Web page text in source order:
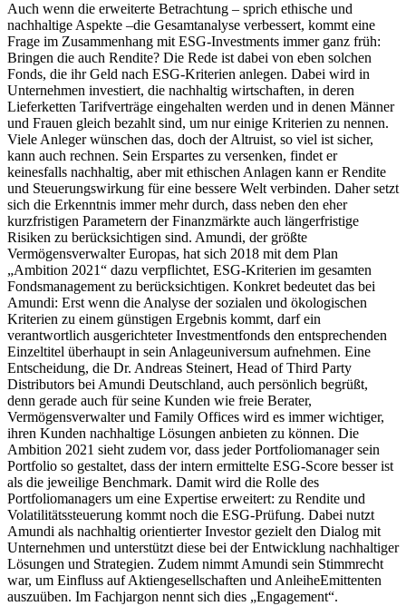
Auch wenn die erweiterte Betrachtung – sprich ethische und
nachhaltige Aspekte –die Gesamtanalyse verbessert, kommt eine
Frage im Zusammenhang mit ESG-Investments immer ganz früh:
Bringen die auch Rendite? Die Rede ist dabei von eben solchen
Fonds, die ihr Geld nach ESG-Kriterien anlegen. Dabei wird in
Unternehmen investiert, die nachhaltig wirtschaften, in deren
Lieferketten Tarifverträge eingehalten werden und in denen Männer
und Frauen gleich bezahlt sind, um nur einige Kriterien zu nennen.
Viele Anleger wünschen das, doch der Altruist, so viel ist sicher,
kann auch rechnen. Sein Erspartes zu versenken, findet er
keinesfalls nachhaltig, aber mit ethischen Anlagen kann er Rendite
und Steuerungswirkung für eine bessere Welt verbinden. Daher setzt
sich die Erkenntnis immer mehr durch, dass neben den eher
kurzfristigen Parametern der Finanzmärkte auch längerfristige
Risiken zu berücksichtigen sind. Amundi, der größte
Vermögensverwalter Europas, hat sich 2018 mit dem Plan
„Ambition 2021“ dazu verpflichtet, ESG-Kriterien im gesamten
Fondsmanagement zu berücksichtigen. Konkret bedeutet das bei
Amundi: Erst wenn die Analyse der sozialen und ökologischen
Kriterien zu einem günstigen Ergebnis kommt, darf ein
verantwortlich ausgerichteter Investmentfonds den entsprechenden
Einzeltitel überhaupt in sein Anlageuniversum aufnehmen. Eine
Entscheidung, die Dr. Andreas Steinert, Head of Third Party
Distributors bei Amundi Deutschland, auch persönlich begrüßt,
denn gerade auch für seine Kunden wie freie Berater,
Vermögensverwalter und Family Offices wird es immer wichtiger,
ihren Kunden nachhaltige Lösungen anbieten zu können. Die
Ambition 2021 sieht zudem vor, dass jeder Portfoliomanager sein
Portfolio so gestaltet, dass der intern ermittelte ESG-Score besser ist
als die jeweilige Benchmark. Damit wird die Rolle des
Portfoliomanagers um eine Expertise erweitert: zu Rendite und
Volatilitätssteuerung kommt noch die ESG-Prüfung. Dabei nutzt
Amundi als nachhaltig orientierter Investor gezielt den Dialog mit
Unternehmen und unterstützt diese bei der Entwicklung nachhaltiger
Lösungen und Strategien. Zudem nimmt Amundi sein Stimmrecht
war, um Einfluss auf Aktiengesellschaften und AnleiheEmittenten
auszuüben. Im Fachjargon nennt sich dies „Engagement“.